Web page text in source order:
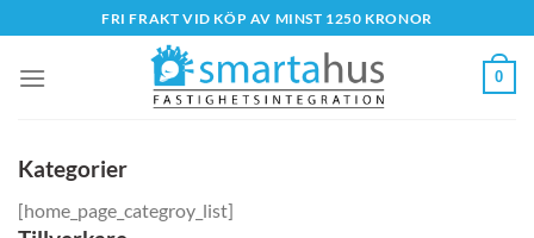
to
content
FRI FRAKT VID KÖP AV MINST 1250 KRONOR
0
Kategorier
[home_page_categroy_list]